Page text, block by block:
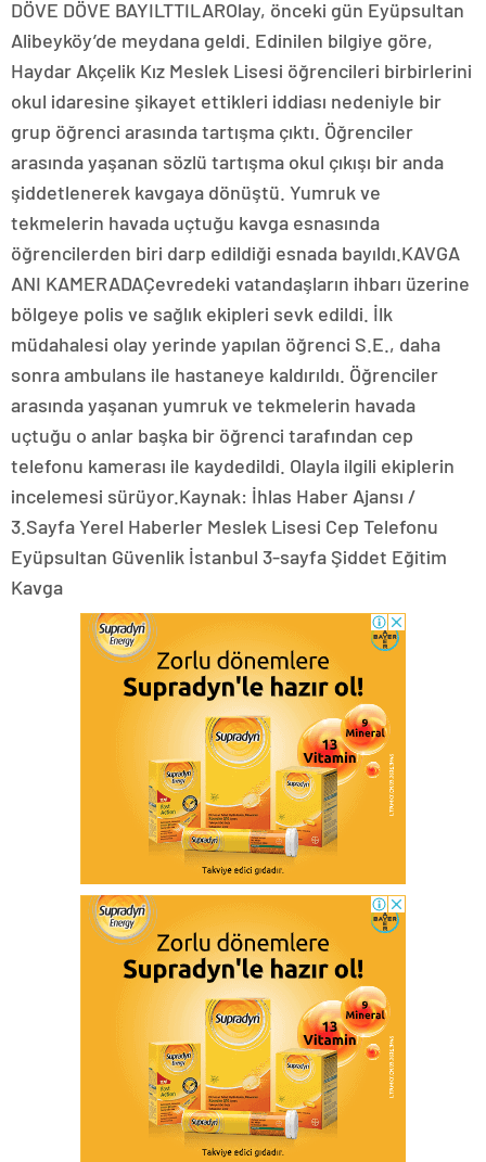
DÖVE DÖVE BAYILTTILAROlay, önceki gün Eyüpsultan
Alibeyköy’de meydana geldi. Edinilen bilgiye göre,
Haydar Akçelik Kız Meslek Lisesi öğrencileri birbirlerini
okul idaresine şikayet ettikleri iddiası nedeniyle bir
grup öğrenci arasında tartışma çıktı. Öğrenciler
arasında yaşanan sözlü tartışma okul çıkışı bir anda
şiddetlenerek kavgaya dönüştü. Yumruk ve
tekmelerin havada uçtuğu kavga esnasında
öğrencilerden biri darp edildiği esnada bayıldı.KAVGA
ANI KAMERADAÇevredeki vatandaşların ihbarı üzerine
bölgeye polis ve sağlık ekipleri sevk edildi. İlk
müdahalesi olay yerinde yapılan öğrenci S.E., daha
sonra ambulans ile hastaneye kaldırıldı. Öğrenciler
arasında yaşanan yumruk ve tekmelerin havada
uçtuğu o anlar başka bir öğrenci tarafından cep
telefonu kamerası ile kaydedildi. Olayla ilgili ekiplerin
incelemesi sürüyor.Kaynak: İhlas Haber Ajansı /
3.Sayfa Yerel Haberler Meslek Lisesi Cep Telefonu
Eyüpsultan Güvenlik İstanbul 3-sayfa Şiddet Eğitim
Kavga